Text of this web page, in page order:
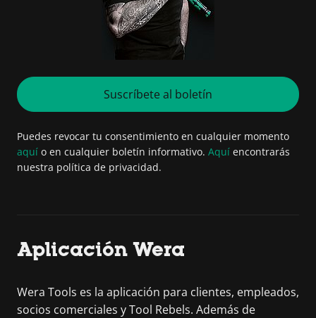
Suscríbete al boletín
Puedes revocar tu consentimiento en cualquier momento
aquí o en cualquier boletín informativo. Aquí encontrarás
nuestra política de privacidad.
Aplicación Wera
Wera Tools es la aplicación para clientes, empleados,
socios comerciales y Tool Rebels. Además de